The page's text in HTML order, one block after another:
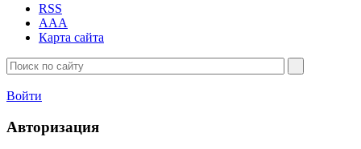
RSS
AAA
Карта сайта
Войти
Авторизация